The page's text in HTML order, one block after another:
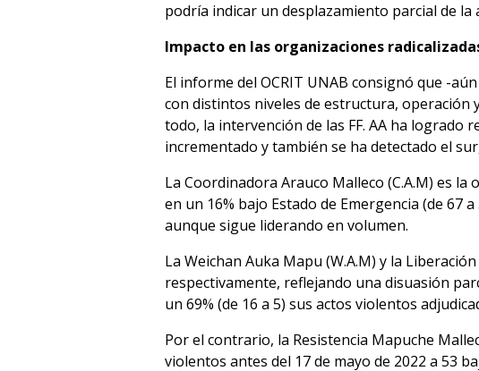
podría indicar un desplazamiento parcial de
Impacto en las organizaciones
El informe del OCRIT UNAB consignó que -
con distintos niveles de estructura, operación
todo, la intervención de las FF. AA ha logrado
incrementado y también se ha detectado el
La Coordinadora Arauco Malleco (C.A.M) es
en un 16% bajo Estado de Emergencia (de 67
aunque sigue liderando en volumen.
La Weichan Auka Mapu (W.A.M) y la
respectivamente, reflejando una disuasión
un 69% (de 16 a 5) sus actos violentos
Por el contrario, la Resistencia Mapuche
violentos antes del 17 de mayo de 2022 a 53